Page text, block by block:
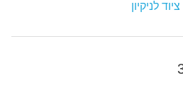
ציוד לניקיון